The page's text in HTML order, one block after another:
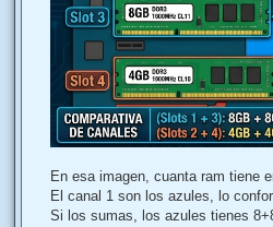
En esa imagen, cuanta ram tiene
El canal 1 son los azules, lo
Si los sumas, los azules tienes